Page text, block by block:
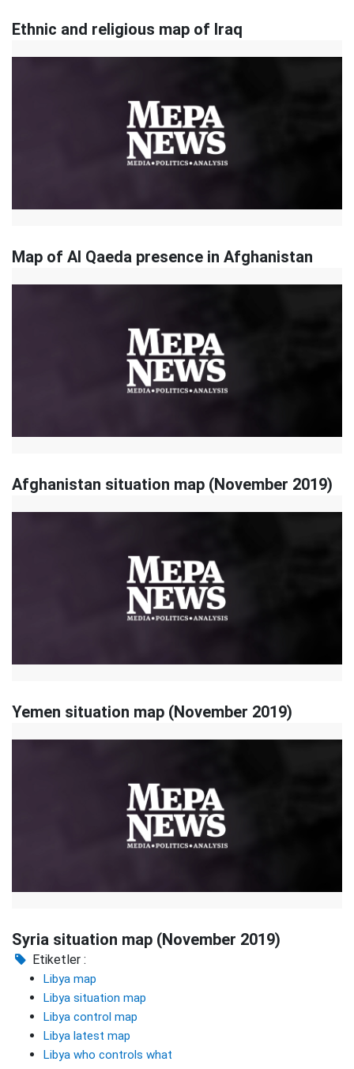
Ethnic and religious map of Iraq
Map of Al Qaeda presence in Afghanistan
Afghanistan situation map (November 2019)
Yemen situation map (November 2019)
Syria situation map (November 2019)
Etiketler :
Libya map
Libya situation map
Libya control map
Libya latest map
Libya who controls what